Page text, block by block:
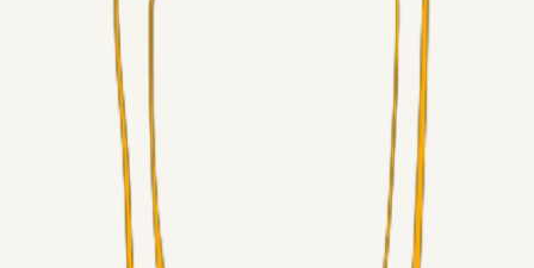
Superliga-truppen
Chrisdinho88
Frederik Alves
Alt det andet
RasmusStephansen
Brøndby´s Nye Hold – Oprustningen Er Markant……!
Superliga-truppen
Sorteslyngel07. aug. 2026
Så gælder det Horsens